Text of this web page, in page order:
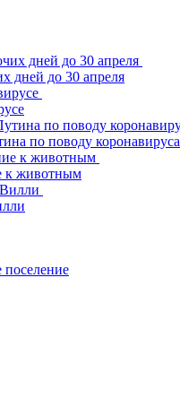
дней до 30 апреля
по поводу коронавируса
к животным
поселение